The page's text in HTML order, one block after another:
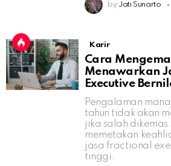
by Jati Sunarto
Karir
Cara
Menawarkan
Executive
Pengalaman
tahun tidak akan
jika salah
memetakan
jasa fractional
tinggi.